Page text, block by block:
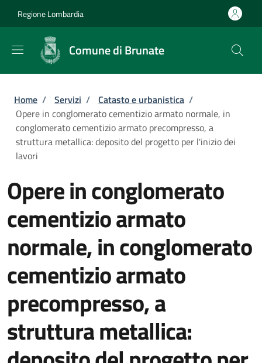
Regione Lombardia
Comune di Brunate
Briciole di pane
Home / Servizi / Catasto e urbanistica /
Opere in conglomerato cementizio armato normale, in
conglomerato cementizio armato precompresso, a
struttura metallica: deposito del progetto per l'inizio dei
lavori
Opere in conglomerato
cementizio armato
normale, in conglomerato
cementizio armato
precompresso, a
struttura metallica: